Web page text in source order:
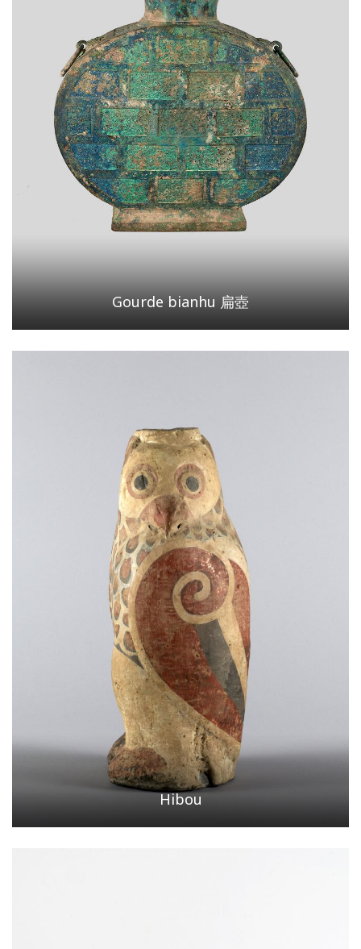
Gourde bianhu 扁壺
Hibou